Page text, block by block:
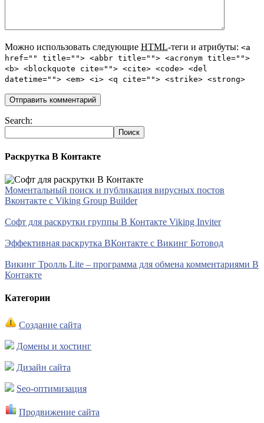
Можно использовать следующие HTML-теги и атрибуты: <a
href="" title=""> <abbr title=""> <acronym title="">
<b> <blockquote cite=""> <cite> <code> <del
datetime=""> <em> <i> <q cite=""> <strike> <strong>
Search:
Раскрутка В Контакте
Моментальный поиск и публикация вирусных постов
Вконтакте с Viking Group Builder
Софт для раскрутки группы В Контакте Viking Inviter
Эффективная раскрутка ВКонтакте с Викинг Ботовод
Викинг Тролль Lite – программа для обмена комментариями В
Контакте
Категории
Создание сайта
Домены и хостинг
Дизайн сайта
Seo-оптимизация
Продвижение сайта